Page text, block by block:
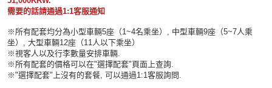
需要的話請通過1:1客服通知
※所有配套均分為小型車輛5座（1~4名乘坐）, 中型車輛9座（5~7人乘
坐）, 大型車輛12座（11人以下乘坐）
※視客人以及行李數量安排車輛.
※所有配套的價格可以在"選擇配套"頁面上查詢.
※​"選擇配套"上沒有的套餐, 可以通過1:1客服詢問.